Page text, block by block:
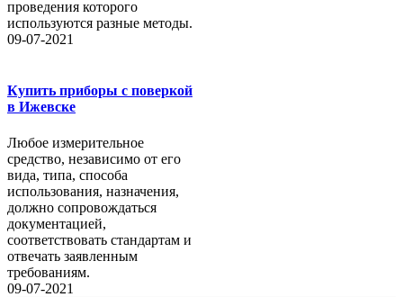
проведения которого
используются разные методы.
09-07-2021
Купить приборы с поверкой
в Ижевске
Любое измерительное
средство, независимо от его
вида, типа, способа
использования, назначения,
должно сопровождаться
документацией,
соответствовать стандартам и
отвечать заявленным
требованиям.
09-07-2021